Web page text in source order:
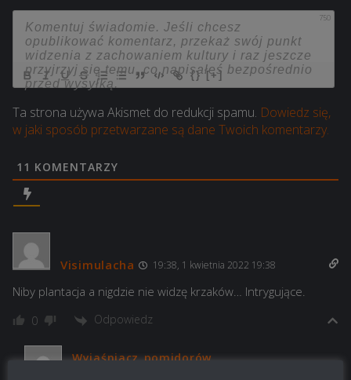
750
{} [+]
Ta strona używa Akismet do redukcji spamu. Dowiedz się,
w jaki sposób przetwarzane są dane Twoich komentarzy.
11 KOMENTARZY
Visimulacha 19:38, 1 kwietnia 2022 19:38
Niby plantacja a nigdzie nie widzę krzaków… Intrygujące.
0 Odpowiedz
Wyjaśniacz_pomidorów